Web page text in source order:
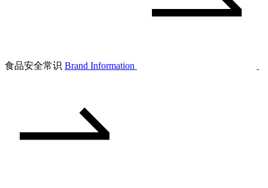
食品安全常识 Brand Information